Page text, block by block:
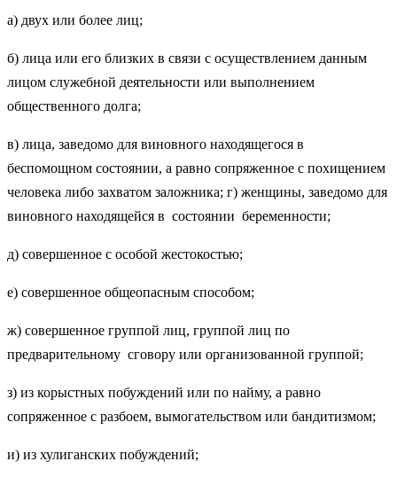
а) двух или более лиц;
б) лица или его близких в связи с осуществлением данным
лицом служебной деятельности или выполнением
общественного долга;
в) лица, заведомо для виновного находящегося в
беспомощном состоянии, а равно сопряженное с похищением
человека либо захватом заложника; г) женщины, заведомо для
виновного находящейся в состоянии беременности;
д) совершенное с особой жестокостью;
е) совершенное общеопасным способом;
ж) совершенное группой лиц, группой лиц по
предварительному сговору или организованной группой;
з) из корыстных побуждений или по найму, а равно
сопряженное с разбоем, вымогательством или бандитизмом;
и) из хулиганских побуждений;